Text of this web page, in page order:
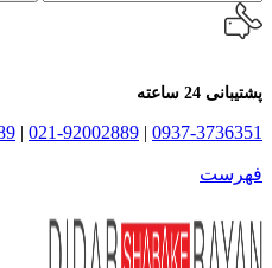
پشتیبانی 24 ساعته
0937-3736351
|
021-92002889
|
فهرست